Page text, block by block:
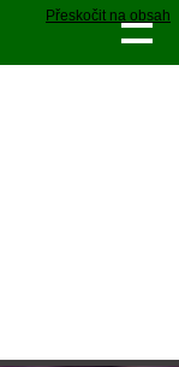
Přeskočit na obsah